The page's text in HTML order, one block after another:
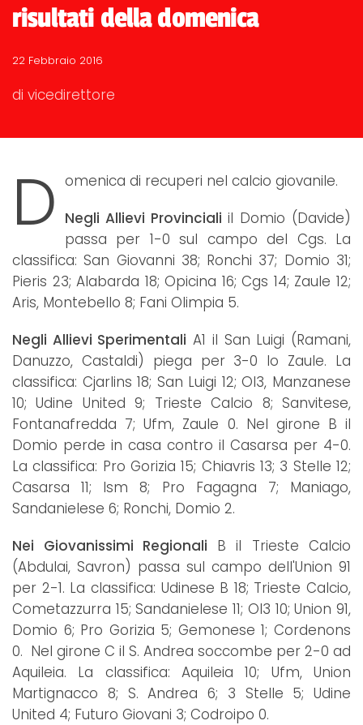
risultati della domenica
22 Febbraio 2016
di vicedirettore
D omenica di recuperi nel calcio giovanile.
Negli Allievi Provinciali il Domio (Davide)
passa per 1-0 sul campo del Cgs. La
classifica: San Giovanni 38; Ronchi 37; Domio 31;
Pieris 23; Alabarda 18; Opicina 16; Cgs 14; Zaule 12;
Aris, Montebello 8; Fani Olimpia 5.
Negli Allievi Sperimentali A1 il San Luigi (Ramani,
Danuzzo, Castaldi) piega per 3-0 lo Zaule. La
classifica: Cjarlins 18; San Luigi 12; Ol3, Manzanese
10; Udine United 9; Trieste Calcio 8; Sanvitese,
Fontanafredda 7; Ufm, Zaule 0. Nel girone B il
Domio perde in casa contro il Casarsa per 4-0.
La classifica: Pro Gorizia 15; Chiavris 13; 3 Stelle 12;
Casarsa 11; Ism 8; Pro Fagagna 7; Maniago,
Sandanielese 6; Ronchi, Domio 2.
Nei Giovanissimi Regionali B il Trieste Calcio
(Abdulai, Savron) passa sul campo dell'Union 91
per 2-1. La classifica: Udinese B 18; Trieste Calcio,
Cometazzurra 15; Sandanielese 11; Ol3 10; Union 91,
Domio 6; Pro Gorizia 5; Gemonese 1; Cordenons
0. Nel girone C il S. Andrea soccombe per 2-0 ad
Aquileia. La classifica: Aquileia 10; Ufm, Union
Martignacco 8; S. Andrea 6; 3 Stelle 5; Udine
United 4; Futuro Giovani 3; Codroipo 0.